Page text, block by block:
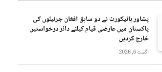
پشاور ہائیکورٹ نے دو سابق افغان جرنیلوں کی
پاکستان میں عارضی قیام کیلئے دائر درخواستیں
خارج کردیں
اگست 6, 2026